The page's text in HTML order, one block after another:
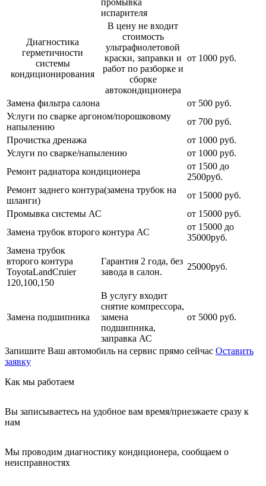
испарителя
Диагностика
герметичности
системы
кондиционирования
В цену не входит
стоимость
ультрафиолетовой
краски, заправки и
работ по разборке и
сборке
автокондиционера
от 1000 руб.
Замена фильтра салона
от 500 руб.
Услуги по сварке аргоном/порошковому
напылению
от 700 руб.
Прочистка дренажа
от 1000 руб.
Услуги по сварке/напылению
от 1000 руб.
Ремонт радиатора кондиционера
от 1500 до
2500руб.
Ремонт заднего контура(замена трубок на
шланги)
от 15000 руб.
Промывка системы АС
от 15000 руб.
Замена трубок второго контура АС
от 15000 до
35000руб.
Замена трубок
второго контура
ToyotaLandCruier
120,100,150
Гарантия 2 года, без
завода в салон.
25000руб.
Замена подшипника
В услугу входит
снятие компрессора,
замена
подшипника,
заправка АС
от 5000 руб.
Запишите Ваш автомобиль на сервис прямо сейчас Оставить
заявку
Как мы работаем
Вы записываетесь на удобное вам время/приезжаете сразу к
нам
Мы проводим диагностику кондиционера, сообщаем о
неисправностях